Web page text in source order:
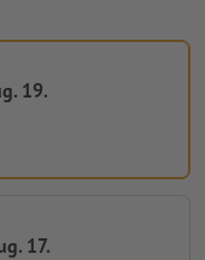
19.
17.